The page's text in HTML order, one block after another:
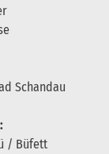
Schandau
/ Büfett